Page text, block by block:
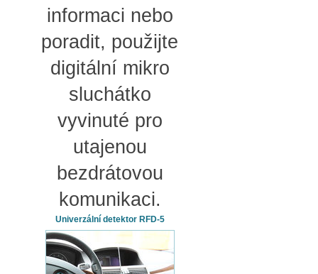
informaci nebo
poradit, použijte
digitální mikro
sluchátko
vyvinuté pro
utajenou
bezdrátovou
komunikaci.
Univerzální detektor RFD-5